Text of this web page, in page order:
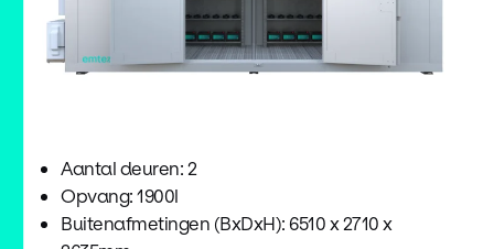
Aantal deuren: 2
Opvang: 1900l
Buitenafmetingen (BxDxH): 6510 x 2710 x